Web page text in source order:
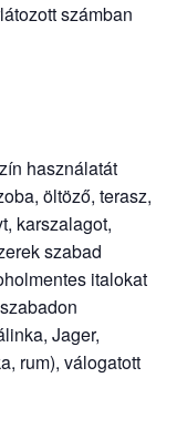
számban
használatát
öltöző, terasz,
karszalagot,
szabad
italokat
Jager,
rum), válogatott